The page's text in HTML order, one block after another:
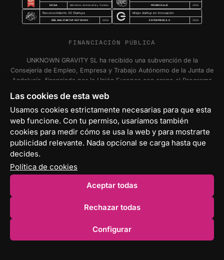
ENISA Ministerio de Industria y Turismo PREMIOS AJE 2024
Reconocimiento 30 Startups
MÁLAGA STARTUP NETWORK 2024
Mejor startup en innovación
ENTERPRISE 4.0 2024
FINANCIACIÓN PÚBLICA
UNKNOWN GRAVITY SL ha recibido una subvención de la
Consejería de Empleo, Empresa y Trabajo Autónomo de la Junta de
Andalucía, financiada por la Unión Europea con cargo al Programa
de la contratación en el ámbito de la Comunidad Autónoma de
Andalucía. Programa Emplea-T Línea 2. Incentivo a la segunda o
sucesivas contrataciones indefinidas ordinarias por parte de
personas trabajadoras autónomas, y a cualquier contratación
indefinida ordinaria por parte de Pymes.
© 2026 Unknown Gravity S.L. — Málaga, ES
Aviso legal
ES EN
LMVSI · MiFID II · MiCA · ERIR
Las cookies de esta web
Usamos cookies estrictamente necesarias para que esta
web funcione. Con tu permiso, usaríamos también
cookies para medir cómo se usa la web y para mostrarte
publicidad relevante. Nada opcional se carga hasta que
decides.
Política de cookies
Aceptar todas
Rechazar todas
Configurar